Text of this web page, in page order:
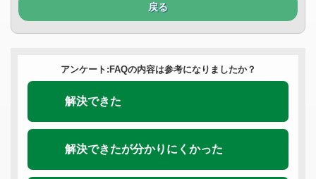
戻る
アンケート:FAQの内容は参考になりましたか？
解決できた
解決できたが分かりにくかった